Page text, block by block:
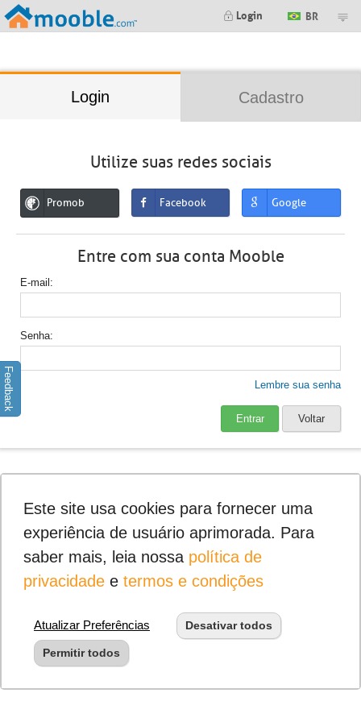
Login BR
Login Cadastro
Utilize suas redes sociais
Promob Facebook Google
Entre com sua conta Mooble
E-mail
Senha
Lembre sua senha
Entrar Voltar
Feedback
Este site usa cookies para fornecer uma
experiência de usuário aprimorada. Para
saber mais, leia nossa política de
privacidadee termos e condições
Atualizar Preferências Desativar todos
Permitir todos